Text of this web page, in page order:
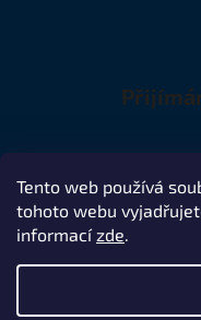
Tento web používá
tohoto webu
informacízde.
Nakódovalo